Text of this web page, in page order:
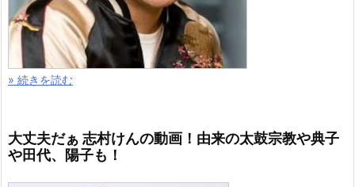
» 続きを読む
大丈夫だぁ 志村けんの動画！由来の太鼓宗教や典子
や田代、陽子も！